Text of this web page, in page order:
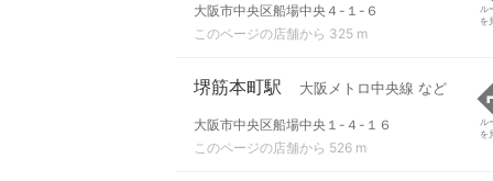
大阪市中央区船場中央４-１-６
このページの店舗から 325 m
ル
を
堺筋本町駅 大阪メトロ中央線 など
大阪市中央区船場中央１-４-１６
このページの店舗から 526 m
ル
を